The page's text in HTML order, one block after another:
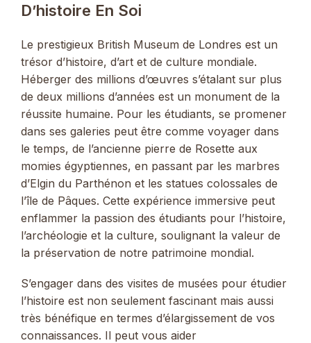
D’histoire En Soi
Le prestigieux British Museum de Londres est un
trésor d’histoire, d’art et de culture mondiale.
Héberger des millions d’œuvres s’étalant sur plus
de deux millions d’années est un monument de la
réussite humaine. Pour les étudiants, se promener
dans ses galeries peut être comme voyager dans
le temps, de l’ancienne pierre de Rosette aux
momies égyptiennes, en passant par les marbres
d’Elgin du Parthénon et les statues colossales de
l’île de Pâques. Cette expérience immersive peut
enflammer la passion des étudiants pour l’histoire,
l’archéologie et la culture, soulignant la valeur de
la préservation de notre patrimoine mondial.
S’engager dans des visites de musées pour étudier
l’histoire est non seulement fascinant mais aussi
très bénéfique en termes d’élargissement de vos
connaissances. Il peut vous aider